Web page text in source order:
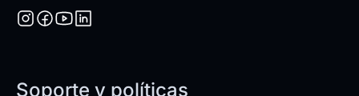
Soporte y políticas